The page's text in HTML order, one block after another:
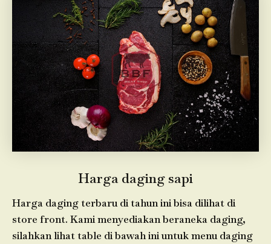
Harga daging sapi
Harga daging terbaru di tahun ini bisa dilihat di
store front. Kami menyediakan beraneka daging,
silahkan lihat table di bawah ini untuk menu daging